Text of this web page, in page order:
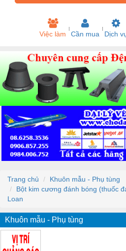
Việc làm Cần mua Dịch
Trang chủ
Khuôn mẫu - Phụ tùng
Bột kim cương đánh bóng (thuốc
Loan
Khuôn mẫu - Phụ tùng